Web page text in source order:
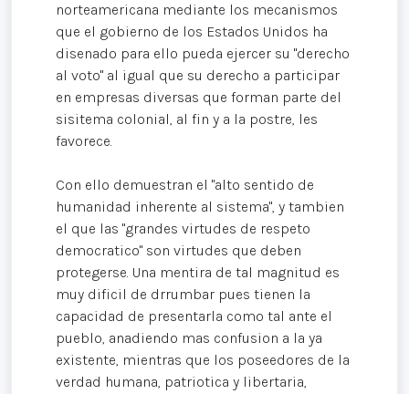
norteamericana mediante los mecanismos
que el gobierno de los Estados Unidos ha
disenado para ello pueda ejercer su "derecho
al voto" al igual que su derecho a participar
en empresas diversas que forman parte del
sisitema colonial, al fin y a la postre, les
favorece.
Con ello demuestran el "alto sentido de
humanidad inherente al sistema", y tambien
el que las "grandes virtudes de respeto
democratico" son virtudes que deben
protegerse. Una mentira de tal magnitud es
muy dificil de drrumbar pues tienen la
capacidad de presentarla como tal ante el
pueblo, anadiendo mas confusion a la ya
existente, mientras que los poseedores de la
verdad humana, patriotica y libertaria,